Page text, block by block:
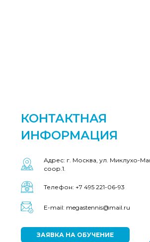
КОНТАКТНАЯ
ИНФОРМАЦИЯ
Адрес: г. Москва, ул. Миклухо-
соор.1.
Телефон: +7 495 221-06-93
E-mail: megastennis@mail.ru
ЗАЯВКА НА ОБУЧЕНИЕ